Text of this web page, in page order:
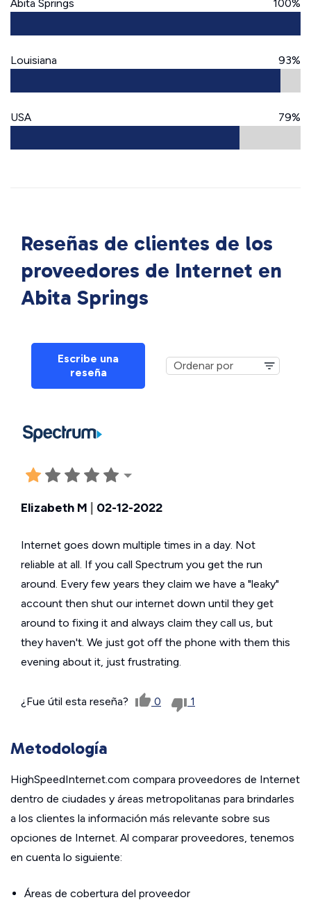
Abita Springs 100%
Louisiana 93%
USA 79%
Reseñas de clientes de los
proveedores de Internet en
Abita Springs
Escribe una
reseña
Elizabeth M 02-12-2022
Internet goes down multiple times in a day. Not
reliable at all. If you call Spectrum you get the run
around. Every few years they claim we have a "leaky"
account then shut our internet down until they get
around to fixing it and always claim they call us, but
they haven't. We just got off the phone with them this
evening about it, just frustrating.
¿Fue útil esta reseña? 0 1
Metodología
HighSpeedInternet.com compara proveedores de Internet
dentro de ciudades y áreas metropolitanas para brindarles
a los clientes la información más relevante sobre sus
opciones de Internet. Al comparar proveedores, tenemos
en cuenta lo siguiente:
Áreas de cobertura del proveedor